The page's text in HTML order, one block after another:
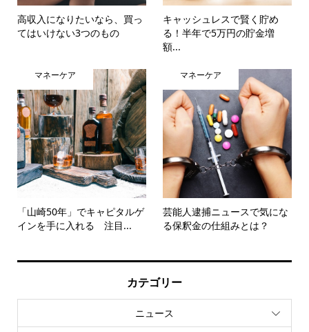
高収入になりたいなら、買っ
てはいけない3つのもの
キャッシュレスで賢く貯め
る！半年で5万円の貯金増
額...
マネーケア
「山崎50年」でキャピタルゲ
インを手に入れる 注目...
マネーケア
芸能人逮捕ニュースで気にな
る保釈金の仕組みとは？
カテゴリー
ニュース